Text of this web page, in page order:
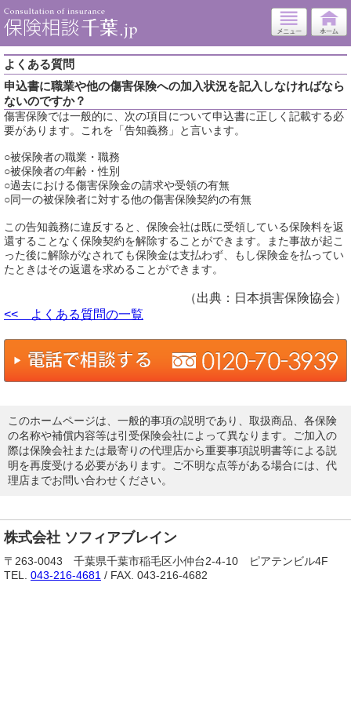
よくある質問
申込書に職業や他の傷害保険への加入状況を記入しなければなら
ないのですか？
傷害保険では一般的に、次の項目について申込書に正しく記載する必
要があります。これを「告知義務」と言います。
○被保険者の職業・職務
○被保険者の年齢・性別
○過去における傷害保険金の請求や受領の有無
○同一の被保険者に対する他の傷害保険契約の有無
この告知義務に違反すると、保険会社は既に受領している保険料を返
還することなく保険契約を解除することができます。また事故が起こ
った後に解除がなされても保険金は支払わず、もし保険金を払ってい
たときはその返還を求めることができます。
（出典：日本損害保険協会）
<< よくある質問の一覧
このホームページは、一般的事項の説明であり、取扱商品、各保険
の名称や補償内容等は引受保険会社によって異なります。ご加入の
際は保険会社または最寄りの代理店から重要事項説明書等による説
明を再度受ける必要があります。ご不明な点等がある場合には、代
理店までお問い合わせください。
株式会社 ソフィアブレイン
〒263-0043 千葉県千葉市稲毛区小仲台2-4-10 ピアテンビル4F
TEL. 043-216-4681 / FAX. 043-216-4682